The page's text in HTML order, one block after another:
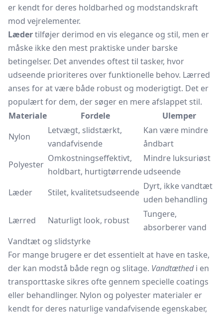
er kendt for deres holdbarhed og modstandskraft
mod vejrelementer.
Lædertilføjer derimod en vis elegance og stil, men er
måske ikke den mest praktiske under barske
betingelser. Det anvendes oftest til tasker, hvor
udseende prioriteres over funktionelle behov. Lærred
anses for at være både robust og moderigtigt. Det er
populært for dem, der søger en mere afslappet stil.
Materiale
Fordele
Ulemper
Nylon
Letvægt, slidstærkt,
vandafvisende
Kan være mindre
åndbart
Polyester
Omkostningseffektivt,
holdbart, hurtigtørrende
Mindre luksuriøst
udseende
Læder
Stilet, kvalitetsudseende
Dyrt, ikke vandtæt
uden behandling
Lærred
Naturligt look, robust
Tungere,
absorberer vand
Vandtæt og slidstyrke
For mange brugere er det essentielt at have en taske,
der kan modstå både regn og slitage. Vandtæthedi en
transporttaske sikres ofte gennem specielle coatings
eller behandlinger. Nylon og polyester materialer er
kendt for deres naturlige vandafvisende egenskaber,